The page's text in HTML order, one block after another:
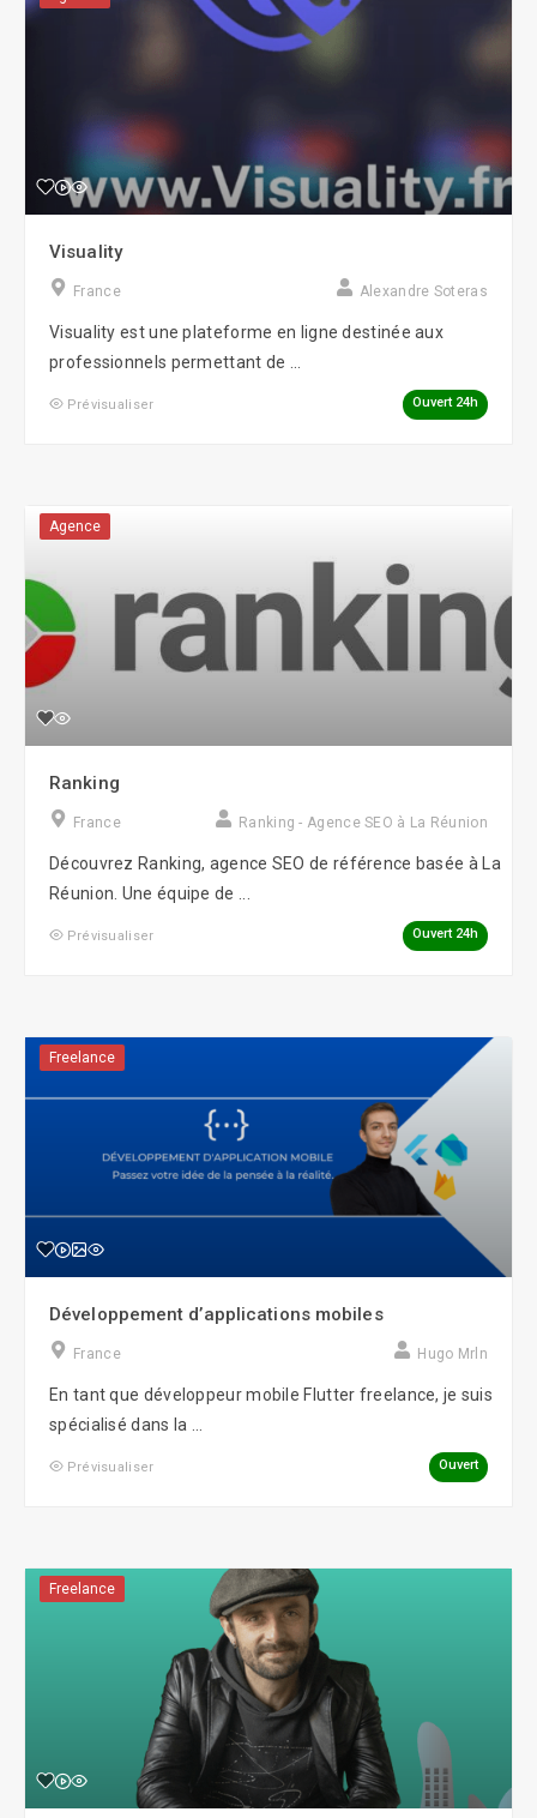
Visuality
France Alexandre Soteras
Visuality est une plateforme en ligne destinée aux
professionnels permettant de ...
Prévisualiser Ouvert 24h
Agence
Ranking
France Ranking - Agence SEO à La Réunion
Découvrez Ranking, agence SEO de référence basée à La
Réunion. Une équipe de ...
Prévisualiser Ouvert 24h
Freelance
Développement d’applications mobiles
France Hugo Mrln
En tant que développeur mobile Flutter freelance, je suis
spécialisé dans la ...
Prévisualiser Ouvert
Freelance